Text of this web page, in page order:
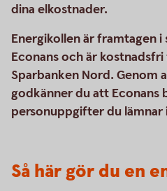
dina elkostnader.
Energikollen är framtagen
Econans och är
Sparbanken Nord. Genom
godkänner du att Econans
personuppgifter du lämnar
Så här gör du en